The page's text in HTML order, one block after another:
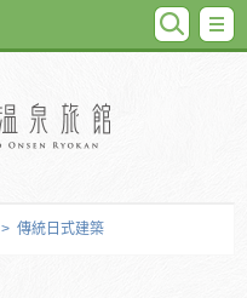
> 傳統日式建築